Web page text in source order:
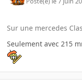
Sur une mercedes
Seulement avec 215